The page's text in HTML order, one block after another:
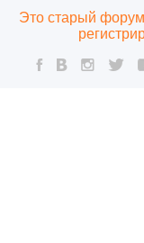
Это старый